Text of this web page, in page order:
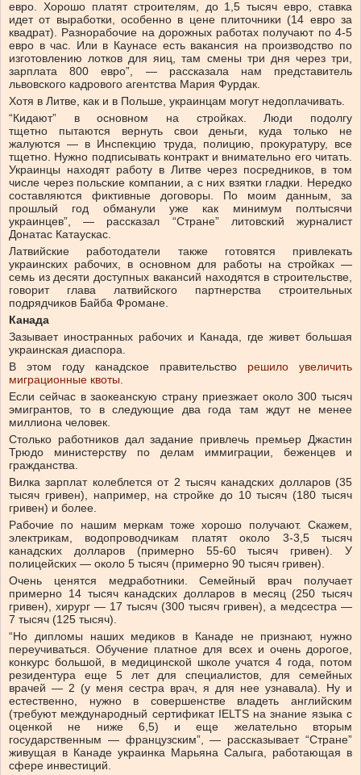
евро. Хорошо платят строителям, до 1,5 тысяч евро, ставка
идет от выработки, особенно в цене плиточники (14 евро за
квадрат). Разнорабочие на дорожных работах получают по 4-5
евро в час. Или в Каунасе есть вакансия на производство по
изготовлению лотков для яиц, там смены три дня через три,
зарплата 800 евро”, — рассказала нам представитель
львовского кадрового агентства Мария Фурдак.
Хотя в Литве, как и в Польше, украинцам могут недоплачивать.
“Кидают” в основном на стройках. Люди подолгу
тщетно пытаются вернуть свои деньги, куда только не
жалуются — в Инспекцию труда, полицию, прокуратуру, все
тщетно. Нужно подписывать контракт и внимательно его читать.
Украинцы находят работу в Литве через посредников, в том
числе через польские компании, а с них взятки гладки. Нередко
составляются фиктивные договоры. По моим данным, за
прошлый год обманули уже как минимум полтысячи
украинцев”, — рассказал “Стране” литовский журналист
Донатас Катаускас.
Латвийские работодатели также готовятся привлекать
украинских рабочих, в основном для работы на стройках —
семь из десяти доступных вакансий находятся в строительстве,
говорит глава латвийского партнерства строительных
подрядчиков Байба Фромане.
Канада
Зазывает иностранных рабочих и Канада, где живет большая
украинская диаспора.
В этом году канадское правительство решило увеличить
миграционные квоты.
Если сейчас в заокеанскую страну приезжает около 300 тысяч
эмигрантов, то в следующие два года там ждут не менее
миллиона человек.
Столько работников дал задание привлечь премьер Джастин
Трюдо министерству по делам иммиграции, беженцев и
гражданства.
Вилка зарплат колеблется от 2 тысяч канадских долларов (35
тысяч гривен), например, на стройке до 10 тысяч (180 тысяч
гривен) и более.
Рабочие по нашим меркам тоже хорошо получают. Скажем,
электрикам, водопроводчикам платят около 3-3,5 тысяч
канадских долларов (примерно 55-60 тысяч гривен). У
полицейских — около 5 тысяч (примерно 90 тысяч гривен).
Очень ценятся медработники. Семейный врач получает
примерно 14 тысяч канадских долларов в месяц (250 тысяч
гривен), хирург — 17 тысяч (300 тысяч гривен), а медсестра —
7 тысяч (125 тысяч).
“Но дипломы наших медиков в Канаде не признают, нужно
переучиваться. Обучение платное для всех и очень дорогое,
конкурс большой, в медицинской школе учатся 4 года, потом
резидентура еще 5 лет для специалистов, для семейных
врачей — 2 (у меня сестра врач, я для нее узнавала). Ну и
естественно, нужно в совершенстве владеть английским
(требуют международный сертификат IELTS на знание языка с
оценкой не ниже 6,5) и еще желательно вторым
государственным — французским”, — рассказывает “Стране”
живущая в Канаде украинка Марьяна Салыга, работающая в
сфере инвестиций.